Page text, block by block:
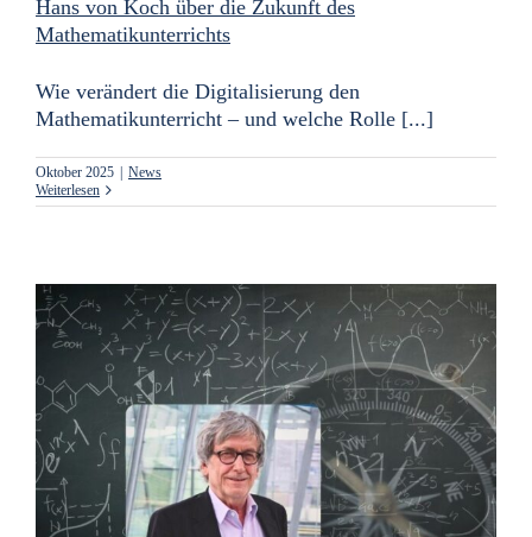
Hans von Koch über die Zukunft des
Mathematikunterrichts
Wie verändert die Digitalisierung den
Mathematikunterricht – und welche Rolle [...]
Oktober 2025
News
Weiterlesen